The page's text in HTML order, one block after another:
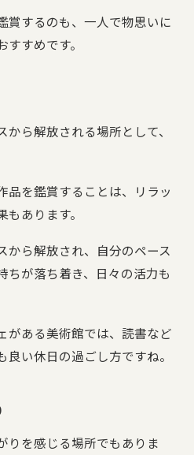
賞するのも、一人で物思いに
すめです。
ら解放される場所として、
品を鑑賞することは、リラッ
あります。
から解放され、自分のペース
ちが落ち着き、日々の活力も
がある美術館では、読書など
い休日の過ごし方ですね。
りを感じる場所でもありま